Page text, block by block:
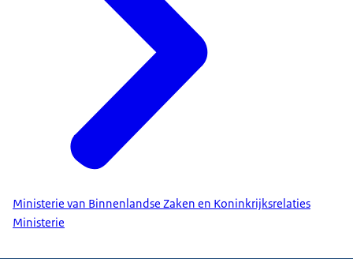
Ministerie van Binnenlandse Zaken en Koninkrijksrelaties
Ministerie